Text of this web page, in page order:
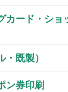
カード・ショ
既製）
ン券印刷